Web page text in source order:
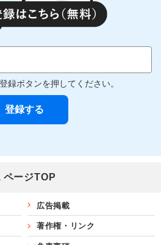
録ボタンを押してください。
ページTOP
広告掲載
著作権・リンク